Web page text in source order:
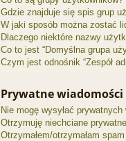
Gdzie znajduje się spis grup
W jaki sposób można zostać
Dlaczego niektóre nazwy
Co to jest “Domyślna grupa
Czym jest odnośnik “Zespół
Prywatne wiadomości
Nie mogę wysyłać prywatnych
Otrzymuję niechciane
Otrzymałem/otrzymałam